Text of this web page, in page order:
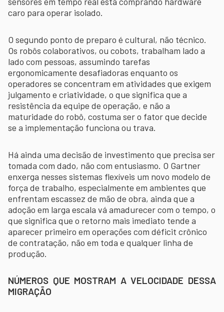
caro para operar isolado.
O segundo ponto de preparo é cultural, não técnico.
Os robôs colaborativos, ou cobots, trabalham lado a
lado com pessoas, assumindo tarefas
ergonomicamente desafiadoras enquanto os
operadores se concentram em atividades que exigem
julgamento e criatividade, o que significa que a
resistência da equipe de operação, e não a
maturidade do robô, costuma ser o fator que decide
se a implementação funciona ou trava.
Há ainda uma decisão de investimento que precisa ser
tomada com dado, não com entusiasmo. O Gartner
enxerga nesses sistemas flexíveis um novo modelo de
força de trabalho, especialmente em ambientes que
enfrentam escassez de mão de obra, ainda que a
adoção em larga escala vá amadurecer com o tempo, o
que significa que o retorno mais imediato tende a
aparecer primeiro em operações com déficit crônico
de contratação, não em toda e qualquer linha de
produção.
NÚMEROS QUE MOSTRAM A VELOCIDADE DESSA
MIGRAÇÃO